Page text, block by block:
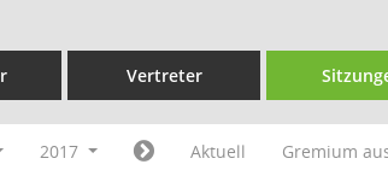
Vertreter
2017 Aktuell Gremium